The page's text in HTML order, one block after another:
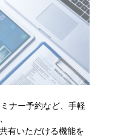
ナー予約など、手軽
有いただける機能を